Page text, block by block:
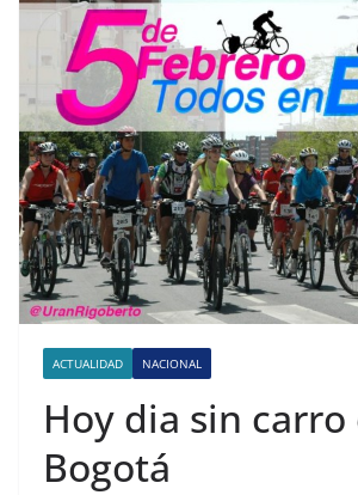
ACTUALIDAD NACIONAL
Hoy dia sin carro
Bogotá